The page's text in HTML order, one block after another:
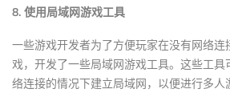
8. 使用局域网游戏工具
一些游戏开发者为了方便玩家在没有网络
戏，开发了一些局域网游戏工具。这些工具
络连接的情况下建立局域网，以便进行多人